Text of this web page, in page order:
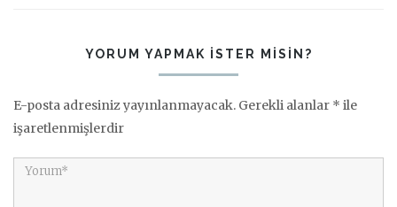
YORUM YAPMAK ISTER MISIN?
E-posta adresiniz yayınlanmayacak. Gerekli alanlar * ile
işaretlenmişlerdir